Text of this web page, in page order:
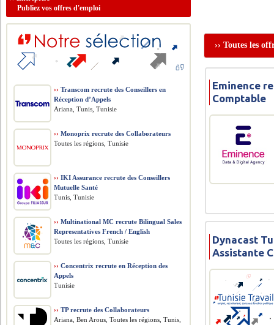
›› Toutes les
Eminence
Comptable
Dynacast
Assistante
Publiez vos offres d'emploi
›› Transcom recrute des Conseillers en
Réception d’Appels
Ariana, Tunis, Tunisie
›› Monoprix recrute des Collaborateurs
Toutes les régions, Tunisie
›› IKI Assurance recrute des Conseillers
Mutuelle Santé
Tunis, Tunisie
›› Multinational MC recrute Bilingual Sales
Representatives French / English
Toutes les régions, Tunisie
›› Concentrix recrute en Réception des
Appels
Tunisie
›› TP recrute des Collaborateurs
Ariana, Ben Arous, Toutes les régions, Tunis,